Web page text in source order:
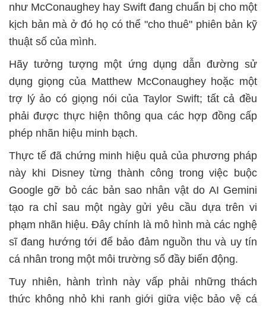
như McConaughey hay Swift đang chuẩn bị cho một
kịch bản mà ở đó họ có thể "cho thuê" phiên bản kỹ
thuật số của mình.
Hãy tưởng tượng một ứng dụng dẫn đường sử
dụng giọng của Matthew McConaughey hoặc một
trợ lý ảo có giọng nói của Taylor Swift; tất cả đều
phải được thực hiện thông qua các hợp đồng cấp
phép nhãn hiệu minh bạch.
Thực tế đã chứng minh hiệu quả của phương pháp
này khi Disney từng thành công trong việc buộc
Google gỡ bỏ các bản sao nhân vật do AI Gemini
tạo ra chỉ sau một ngày gửi yêu cầu dựa trên vi
phạm nhãn hiệu. Đây chính là mô hình mà các nghệ
sĩ đang hướng tới để bảo đảm nguồn thu và uy tín
cá nhân trong một môi trường số đầy biến động.
Tuy nhiên, hành trình này vấp phải những thách
thức không nhỏ khi ranh giới giữa việc bảo vệ cá